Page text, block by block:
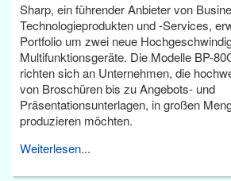
Sharp, ein führender Anbieter von
Technologieprodukten und -Services,
Portfolio um zwei neue
Multifunktionsgeräte. Die Modelle BP-
richten sich an Unternehmen, die
von Broschüren bis zu Angebots- und
Präsentationsunterlagen, in großen
produzieren möchten.
Weiterlesen...